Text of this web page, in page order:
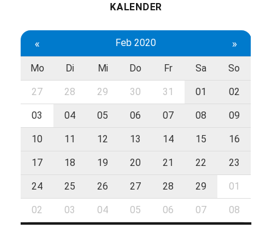
KALENDER
« Feb 2020 »
Mo Di Mi Do Fr Sa So
27 28 29 30 31 01 02
03 04 05 06 07 08 09
10 11 12 13 14 15 16
17 18 19 20 21 22 23
24 25 26 27 28 29 01
02 03 04 05 06 07 08